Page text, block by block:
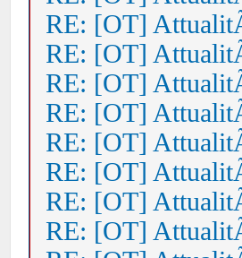
RE: [OT]
RE: [OT]
RE: [OT]
RE: [OT]
RE: [OT]
RE: [OT]
RE: [OT]
RE: [OT]